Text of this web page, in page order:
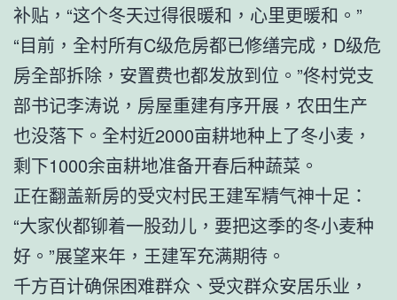
补贴，“这个冬天过得很暖和，心里更暖和。”
“目前，全村所有C级危房都已修缮完成，D级危
房全部拆除，安置费也都发放到位。”佟村党支
部书记李涛说，房屋重建有序开展，农田生产
也没落下。全村近2000亩耕地种上了冬小麦，
剩下1000余亩耕地准备开春后种蔬菜。
正在翻盖新房的受灾村民王建军精气神十足：
“大家伙都铆着一股劲儿，要把这季的冬小麦种
好。”展望来年，王建军充满期待。
千方百计确保困难群众、受灾群众安居乐业，